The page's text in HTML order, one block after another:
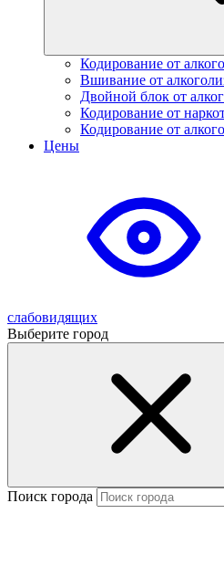
Кодирование от
Вшивание от
Двойной блок от
Кодирование от
Кодирование от
Цены
слабовидящих
Выберите город
Поиск города